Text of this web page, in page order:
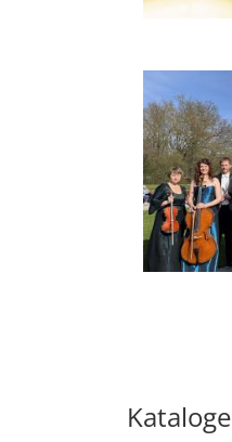
Kataloge